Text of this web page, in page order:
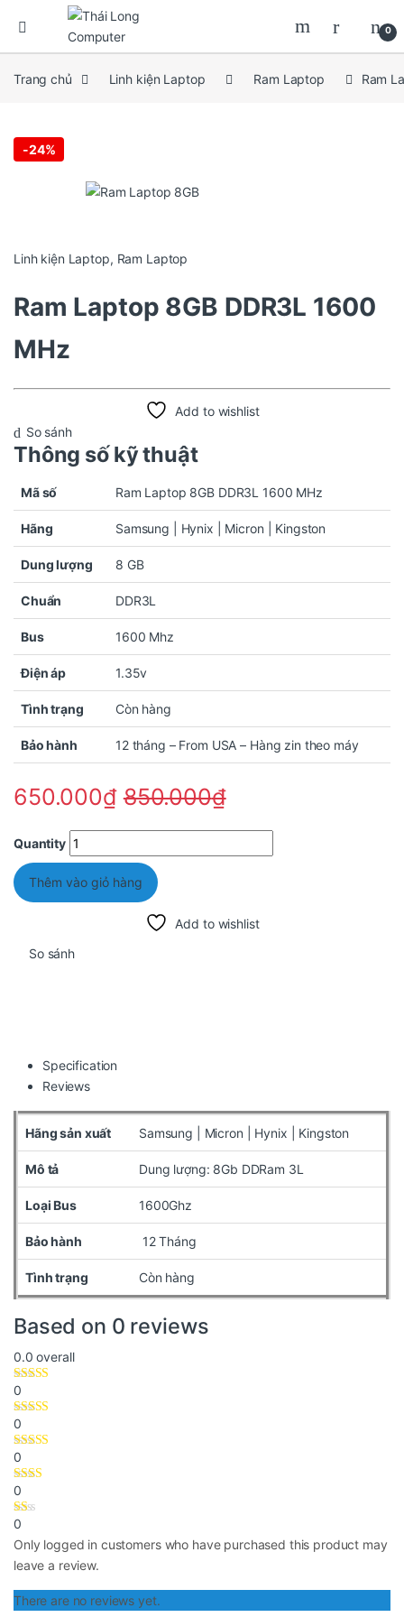
0
Trang chủ Linh kiện Laptop Ram Laptop Ram
-24%
Linh kiện Laptop, Ram Laptop
Ram Laptop 8GB DDR3L 1600
MHz
Add to wishlist
So sánh
Thông số kỹ thuật
Mã số Ram Laptop 8GB DDR3L 1600 MHz
Hãng Samsung | Hynix | Micron | Kingston
Dung lượng 8 GB
Chuẩn DDR3L
Bus 1600 Mhz
Điện áp 1.35v
Tình trạng Còn hàng
Bảo hành 12 tháng – From USA – Hàng zin theo máy
650.000₫ 850.000₫
Quantity
Thêm vào giỏ hàng
Add to wishlist
So sánh
Specification
Reviews
Hãng sản xuất Samsung | Micron | Hynix | Kingston
Mô tả Dung lượng: 8Gb DDRam 3L
Loại Bus 1600Ghz
Bảo hành 12 Tháng
Tình trạng Còn hàng
Based on 0 reviews
0.0 overall
0
0
0
0
0
Only logged in customers who have purchased this product may
leave a review.
There are no reviews yet.